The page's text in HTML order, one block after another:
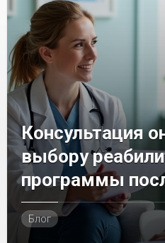
Консультация
выбору
программы
Блог